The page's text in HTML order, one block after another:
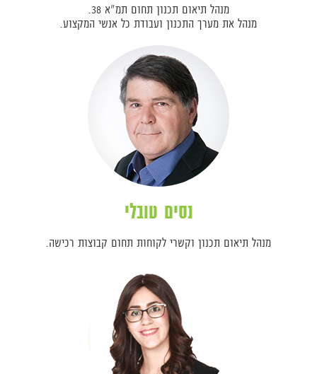
מנהל תיאום תכנון תחום תמ"א 38.
מנהל את מערך התכנון ועבודת כל אנשי המקצוע.
נסים טובלי
מנהל תיאום תכנון וקשרי לקוחות תחום קבוצות רכישה.